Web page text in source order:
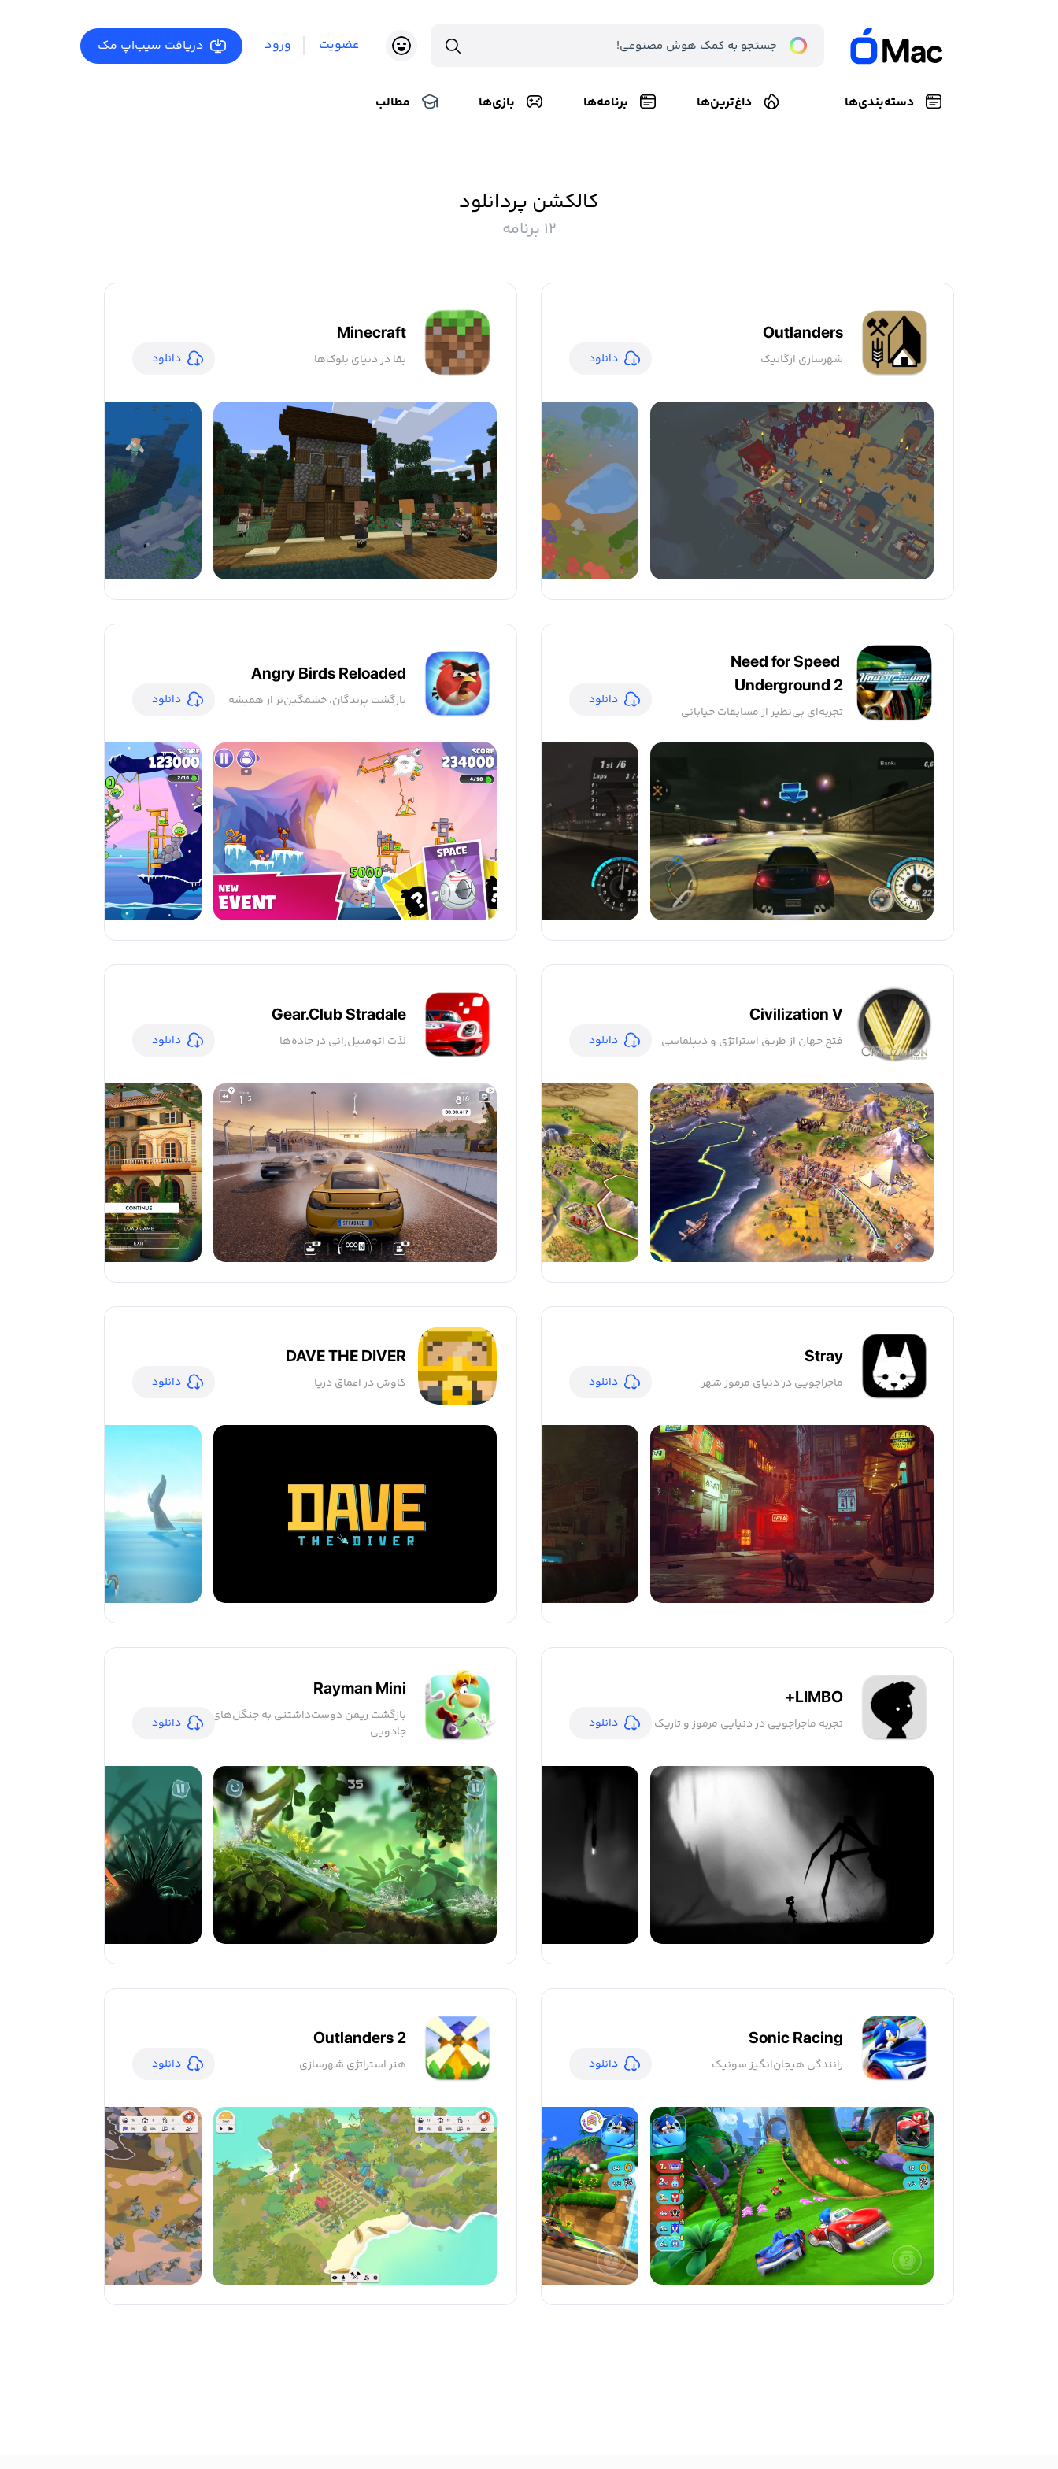
عضویت ورود دریافت سیب‌اپ مک
دسته‌بندی‌ها داغ‌ترین‌ها برنامه‌ها بازی‌ها مطالب
کالکشن پردانلود
12 برنامه
Outlanders
شهرسازی ارگانیک دانلود
Minecraft
بقا در دنیای بلوک‌ها دانلود
Need for Speed ​​
Underground 2
تجربه‌ای بی‌نظیر از مسابقات خیابانی
دانلود
Angry Birds Reloaded
بازگشت پرندگان، خشمگین‌تر از همیشه دانلود
Civilization V
فتح جهان از طریق استراتژی و دیپلماسی دانلود
Gear.Club Stradale
لذت اتومبیل‌رانی در جاده‌ها دانلود
Stray
ماجراجویی در دنیای مرموز شهر دانلود
DAVE THE DIVER
کاوش در اعماق دریا دانلود
LIMBO+
تجربه ماجراجویی در دنیایی مرموز و تاریک دانلود
Rayman Mini
بازگشت ریمن دوست‌داشتنی به جنگل‌های
جادویی
دانلود
Sonic Racing
رانندگی هیجان‌انگیز سونیک دانلود
Outlanders 2
هنر استراتژی شهرسازی دانلود